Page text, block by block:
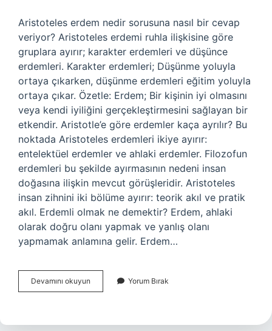
Aristoteles erdem nedir sorusuna nasıl bir cevap
veriyor? Aristoteles erdemi ruhla ilişkisine göre
gruplara ayırır; karakter erdemleri ve düşünce
erdemleri. Karakter erdemleri; Düşünme yoluyla
ortaya çıkarken, düşünme erdemleri eğitim yoluyla
ortaya çıkar. Özetle: Erdem; Bir kişinin iyi olmasını
veya kendi iyiliğini gerçekleştirmesini sağlayan bir
etkendir. Aristotle’e göre erdemler kaça ayrılır? Bu
noktada Aristoteles erdemleri ikiye ayırır:
entelektüel erdemler ve ahlaki erdemler. Filozofun
erdemleri bu şekilde ayırmasının nedeni insan
doğasına ilişkin mevcut görüşleridir. Aristoteles
insan zihnini iki bölüme ayırır: teorik akıl ve pratik
akıl. Erdemli olmak ne demektir? Erdem, ahlaki
olarak doğru olanı yapmak ve yanlış olanı
yapmamak anlamına gelir. Erdem…
Devamını okuyun Aristoteles
E
Olmak
Yorum Bırak